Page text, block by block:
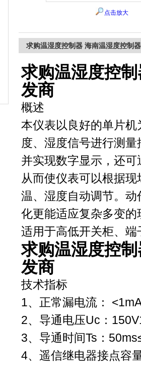
点击放大
求购温湿度控制器 海南温湿度控制
求购温湿度控
发商
概述
本仪表以良好的单片
度、湿度信号进行测量
并实现数字显示，还
从而使仪表可以根据
温、湿度自动调节。
化更能适应复杂多变
适用于高低开关柜、
求购温湿度控
发商
技术指标
1、正常漏电流：
2、导通电压Uc：
3、导通时间Ts：
4、遥信继电器接点容